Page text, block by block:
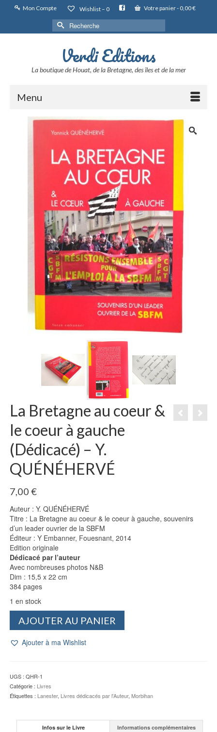
Mon Compte Wishlist – 0 Votre panier- 0,00€
Rechercher :
Verdi Editions
La boutique de Houat, de la Bretagne, des îles et de la mer
Menu
La Bretagne au coeur &
le coeur à gauche
(Dédicacé) – Y.
QUÉNÉHERVÉ
7,00 €
Auteur : Y. QUÉNÉHERVÉ
Titre : La Bretagne au coeur & le coeur à gauche, souvenirs
d’un leader ouvrier de la SBFM
Éditeur : Y Embanner, Fouesnant, 2014
Edition originale
Dédicacé par l’auteur
Avec nombreuses photos N&B
Dim : 15,5 x 22 cm
384 pages
1 en stock
quantité
Bretagne
&
le
coeur
(Dédicacé)
AJOUTER AU PANIER
Ajouter à ma Wishlist
UGS : QHR-1
Catégorie : Livres
Étiquettes : Lanester, Livres dédicacés par l'Auteur, Morbihan
Infos sur le Livre Informations complémentaires